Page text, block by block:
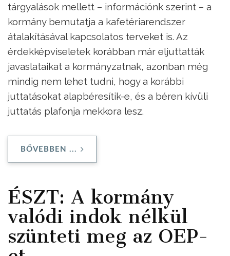
tárgyalások mellett – információnk szerint – a
kormány bemutatja a kafetériarendszer
átalakításával kapcsolatos terveket is. Az
érdekképviseletek korábban már eljuttatták
javaslataikat a kormányzatnak, azonban még
mindig nem lehet tudni, hogy a korábbi
juttatásokat alapbéresítik-e, és a béren kívüli
juttatás plafonja mekkora lesz.
BŐVEBBEN ...
ÉSZT: A kormány
valódi indok nélkül
szünteti meg az OEP-